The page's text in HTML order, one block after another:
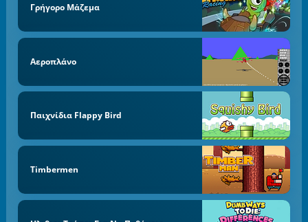
Γρήγορο Μάζεμα
Αεροπλάνο
Παιχνίδια Flappy Bird
Timbermen